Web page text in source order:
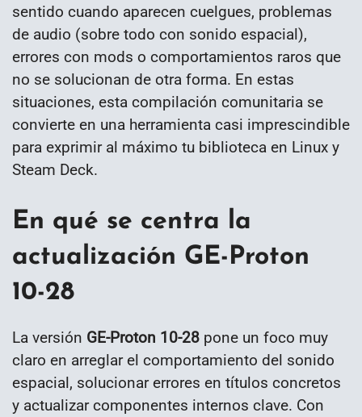
sentido cuando aparecen cuelgues, problemas
de audio (sobre todo con sonido espacial),
errores con mods o comportamientos raros que
no se solucionan de otra forma. En estas
situaciones, esta compilación comunitaria se
convierte en una herramienta casi imprescindible
para exprimir al máximo tu biblioteca en Linux y
Steam Deck.
En qué se centra la
actualización GE-Proton
10-28
La versión GE-Proton 10-28 pone un foco muy
claro en arreglar el comportamiento del sonido
espacial, solucionar errores en títulos concretos
y actualizar componentes internos clave. Con